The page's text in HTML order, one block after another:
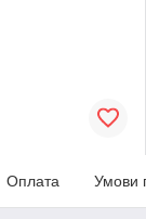
Оплата Умови